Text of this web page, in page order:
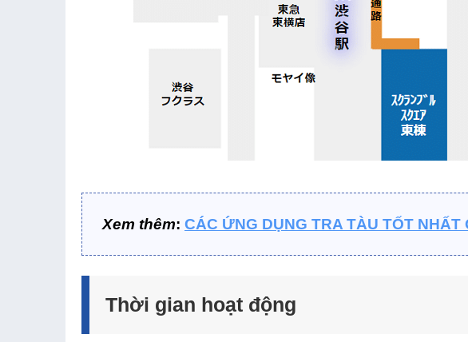
Xem thêm: CÁC ỨNG DỤNG TRA TÀU TỐT NHẤT
Thời gian hoạt động